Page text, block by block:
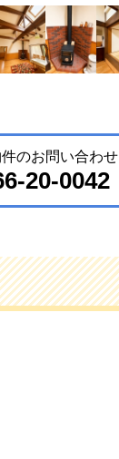
のお問い合わせ
20-0042